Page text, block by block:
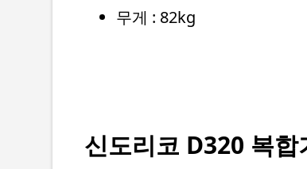
무게 : 82kg
신도리코 D320 복합